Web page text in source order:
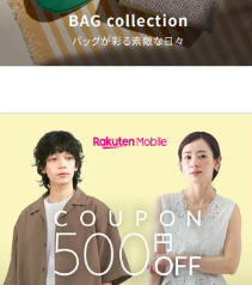
フレグランス
メイク道具・美容器具
コフレ・キット・セット